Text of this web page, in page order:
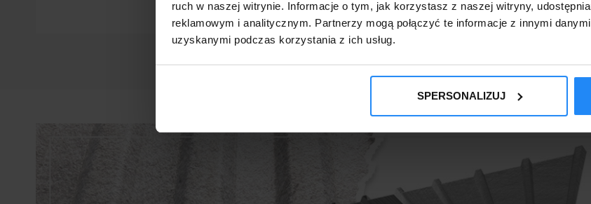
ruch w naszej witrynie. Informacje o tym, jak korzystasz z naszej witryny,
reklamowym i analitycznym. Partnerzy mogą połączyć te informacje z innymi
uzyskanymi podczas korzystania z ich usług.
SPERSONALIZUJ